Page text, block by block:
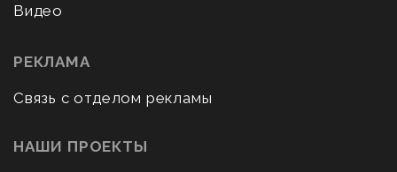
Видео
РЕКЛАМА
Связь с отделом рекламы
НАШИ ПРОЕКТЫ